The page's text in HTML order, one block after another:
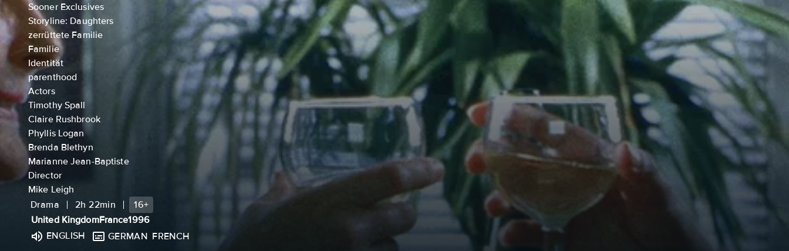
Sooner Exclusives
Storyline: Daughters
zerrüttete Familie
Familie
Identität
parenthood
Actors
Timothy Spall
Claire Rushbrook
Phyllis Logan
Brenda Blethyn
Marianne Jean-Baptiste
Director
Mike Leigh
Drama
2h 22min
16+
United KingdomFrance1996
ENGLISH
GERMAN FRENCH